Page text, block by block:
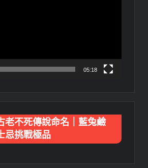
05:18
老不死傳說命名｜藍兔鹼
忌挑戰極品